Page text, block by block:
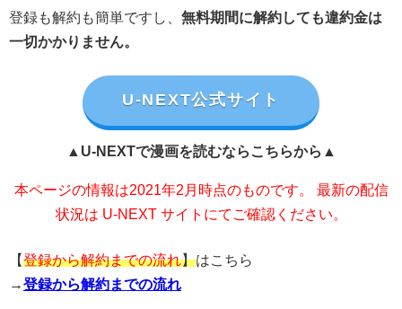
登録も解約も簡単ですし、 無料期間に解約しても違約金は
一切かかりません。
U-NEXT公式サイト
▲U-NEXTで漫画を読むならこちらから▲
本ページの情報は2021年2月時点のものです。 最新の配信
状況は U-NEXT サイトにてご確認ください。
【登録から解約までの流れ】はこちら
→登録から解約までの流れ